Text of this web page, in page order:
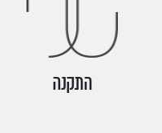
התקנה